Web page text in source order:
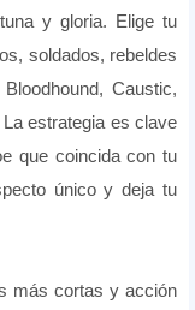
y gloria. Elige tu
soldados, rebeldes
Caustic,
estrategia es clave
que coincida con tu
único y deja tu
más cortas y acción